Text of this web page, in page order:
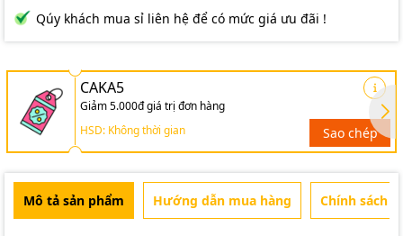
Qúy khách mua sỉ liên hệ để có mức giá ưu đãi !
CAKA5
Giảm 5.000đ giá trị đơn hàng
HSD: Không thời gian
Sao chép
Mô tả sản phẩm Hướng dẫn mua hàng Chính sách